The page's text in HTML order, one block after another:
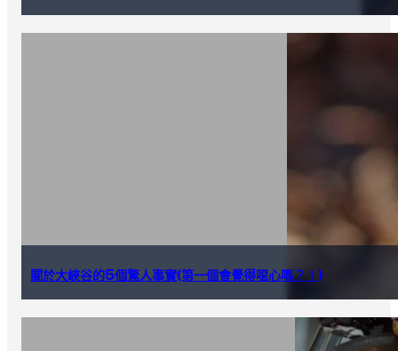
關於大峽谷的5個驚人事實(第一個會覺得噁心嗎？！)